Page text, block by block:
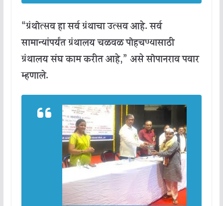
“ग्रंथोत्सवहासर्वग्रंथाचाउत्सवआहे.सर्व
सामान्यांपर्यंतग्रंथालयचळवळपोहचण्यासाठी
ग्रंथालयसंघकामकरीतआहे,” असेसोपानरावपवार
म्हणाले.